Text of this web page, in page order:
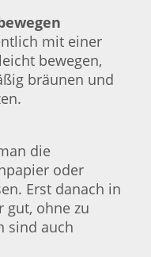
mit einer
bewegen,
bräunen und
die
oder
Erst danach in
gut, ohne zu
sind auch